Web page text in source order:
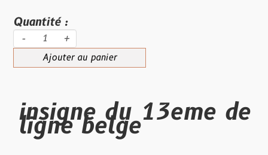
Quantité :
- +
Ajouter au panier
insigne du 13eme de
ligne belge